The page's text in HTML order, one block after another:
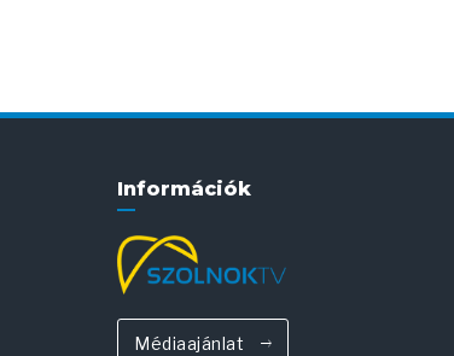
Információk
Médiaajánlat